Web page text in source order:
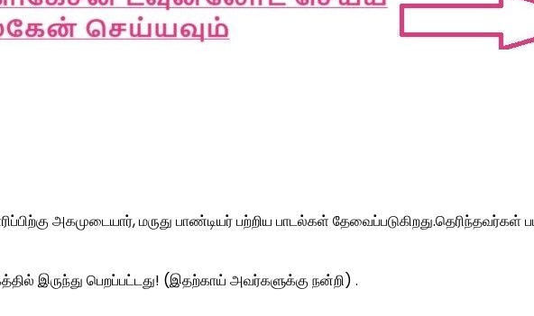
அகமுடையார், மருது பாண்டியர் பற்றிய பாடல்கள் தேவைப்படுகிறது.தெரிந்தவர்கள்
இருந்து பெறப்பட்டது! (இதற்காய் அவர்களுக்கு நன்றி) .